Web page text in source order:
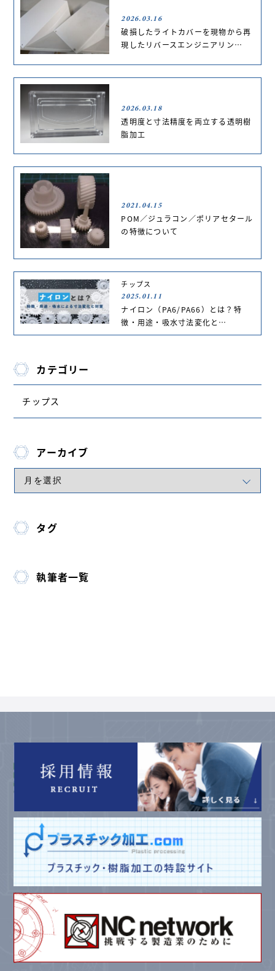
2026.03.16
破損したライトカバーを現物から再
現したリバースエンジニアリン…
2026.03.18
透明度と寸法精度を両立する透明樹
脂加工
2021.04.15
POM／ジュラコン／ポリアセタール
の特徴について
チップス
2025.01.11
ナイロン（PA6/PA66）とは？特
徴・用途・吸水寸法変化と…
カテゴリー
チップス
アーカイブ
タグ
執筆者一覧